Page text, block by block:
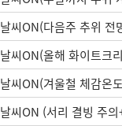
날씨ON(다음주 추위 전
날씨ON(겨울철 체감온
날씨ON (서리 결빙 주